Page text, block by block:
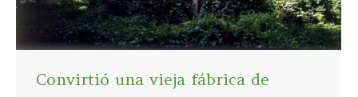
Convirtió una vieja fábrica de